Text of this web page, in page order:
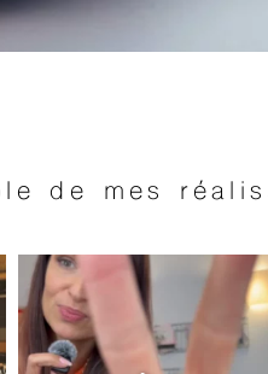
de mes